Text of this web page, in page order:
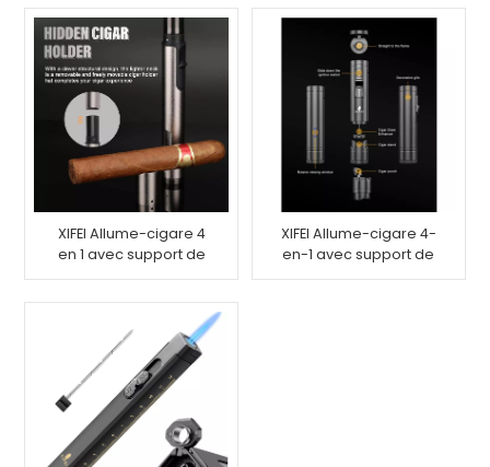
XIFEI Allume-cigare 4
en 1 avec support de
tiroir à poinçon,
XIFEI Allume-cigare 4-
en-1 avec support de
tiroir à poinçonner